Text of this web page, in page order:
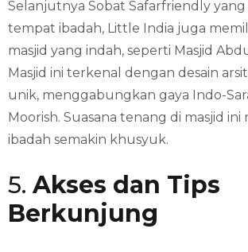
Selanjutnya Sobat Safarfriendly
tempat ibadah, Little India juga
masjid yang indah, seperti Masjid
Masjid ini terkenal dengan desain
unik, menggabungkan gaya Indo-
Moorish. Suasana tenang di masjid
ibadah semakin khusyuk.
5. Akses dan Tips
Berkunjung